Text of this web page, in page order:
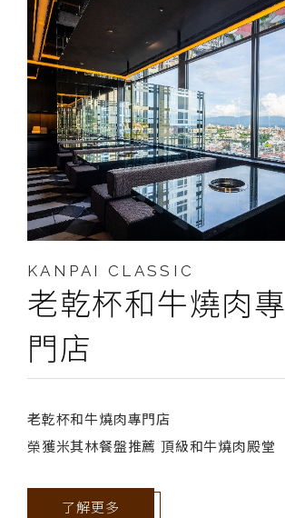
KANPAI CLASSIC
老乾杯和牛燒肉專
門店
老乾杯和牛燒肉專門店
榮獲米其林餐盤推薦 頂級和牛燒肉殿堂
了解更多